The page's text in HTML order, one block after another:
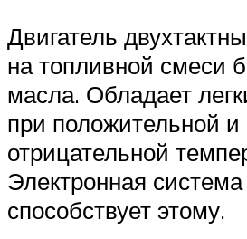
Двигатель
на топливной смеси
масла. Обладает
при положительной и
отрицательной
Электронная
способствует этому.